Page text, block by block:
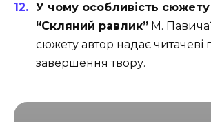
У чому особливість
“Скляний равлик” М.
сюжету автор надає читачеві
завершення твору.